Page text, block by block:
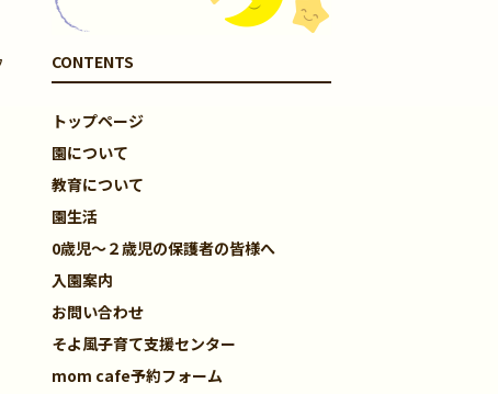
CONTENTS
トップページ
園について
教育について
園生活
0歳児～２歳児の保護者の皆様へ
入園案内
お問い合わせ
そよ風子育て支援センター
mom cafe予約フォーム